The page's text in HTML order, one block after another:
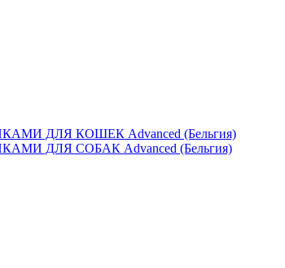
ДЛЯ КОШЕК Advanced (Бельгия)
ДЛЯ СОБАК Advanced (Бельгия)